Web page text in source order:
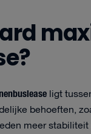
ligt
behoeften,
meer